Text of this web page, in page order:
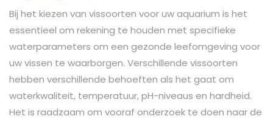
Bij het kiezen van vissoorten voor uw aquarium is het
essentieel om rekening te houden met specifieke
waterparameters om een gezonde leefomgeving voor
uw vissen te waarborgen. Verschillende vissoorten
hebben verschillende behoeften als het gaat om
waterkwaliteit, temperatuur, pH-niveaus en hardheid.
Het is raadzaam om vooraf onderzoek te doen naar de